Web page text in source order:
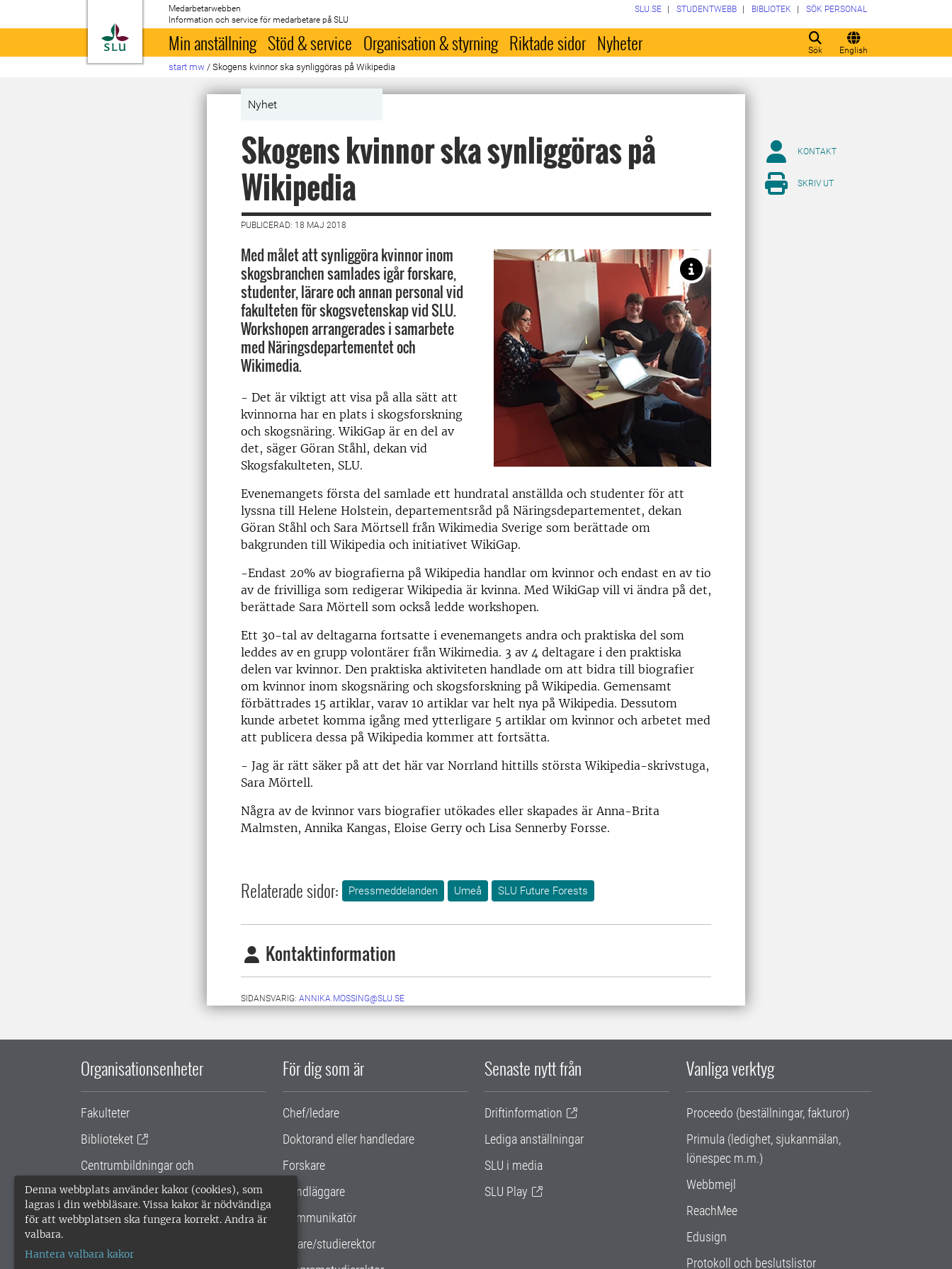
Denna webbplats använder kakor (cookies), som
lagras i din webbläsare. Vissa kakor är nödvändiga
för att webbplatsen ska fungera korrekt. Andra är
valbara.
Hantera valbara kakor
Till startsida
Medarbetarwebben
Information och service för medarbetare på SLU
Sök English
SLU.SE STUDENTWEBB BIBLIOTEK SÖK PERSONAL
Min anställning Stöd & service Organisation & styrning Riktade sidor Nyheter
start mw / Skogens kvinnor ska synliggöras på Wikipedia
Nyhet
Skogens kvinnor ska synliggöras på
Wikipedia
PUBLICERAD: 18 MAJ 2018
Med målet att synliggöra kvinnor inom
skogsbranchen samlades igår forskare,
studenter, lärare och annan personal vid
fakulteten för skogsvetenskap vid SLU.
Workshopen arrangerades i samarbete
med Näringsdepartementet och
Wikimedia.
- Det är viktigt att visa på alla sätt att
kvinnorna har en plats i skogsforskning
och skogsnäring. WikiGap är en del av
det, säger Göran Ståhl, dekan vid
Skogsfakulteten, SLU.
Evenemangets första del samlade ett hundratal anställda och studenter för att
lyssna till Helene Holstein, departementsråd på Näringsdepartementet, dekan
Göran Ståhl och Sara Mörtsell från Wikimedia Sverige som berättade om
bakgrunden till Wikipedia och initiativet WikiGap.
-Endast 20% av biografierna på Wikipedia handlar om kvinnor och endast en av tio
av de frivilliga som redigerar Wikipedia är kvinna. Med WikiGap vill vi ändra på det,
berättade Sara Mörtell som också ledde workshopen.
Ett 30-tal av deltagarna fortsatte i evenemangets andra och praktiska del som
leddes av en grupp volontärer från Wikimedia. 3 av 4 deltagare i den praktiska
delen var kvinnor. Den praktiska aktiviteten handlade om att bidra till biografier
om kvinnor inom skogsnäring och skogsforskning på Wikipedia. Gemensamt
förbättrades 15 artiklar, varav 10 artiklar var helt nya på Wikipedia. Dessutom
kunde arbetet komma igång med ytterligare 5 artiklar om kvinnor och arbetet med
att publicera dessa på Wikipedia kommer att fortsätta.
- Jag är rätt säker på att det här var Norrland hittills största Wikipedia-skrivstuga,
Sara Mörtell.
Några av de kvinnor vars biografier utökades eller skapades är Anna-Brita
Malmsten, Annika Kangas, Eloise Gerry och Lisa Sennerby Forsse.
Relaterade sidor: Pressmeddelanden Umeå SLU Future Forests
Kontaktinformation
SIDANSVARIG: ANNIKA.MOSSING@SLU.SE
KONTAKT
SKRIV UT
Organisationsenheter
Fakulteter
Biblioteket
Centrumbildningar och
samarbetsprojekt
Gemensamma verksamhetsstödet
För dig som är
Chef/ledare
Doktorand eller handledare
Forskare
Handläggare
Kommunikatör
Lärare/studierektor
Senaste nytt från
Driftinformation
Lediga anställningar
SLU i media
SLU Play
Vanliga verktyg
Proceedo (beställningar, fakturor)
Primula (ledighet, sjukanmälan,
lönespec m.m.)
Webbmejl
ReachMee
Edusign
Protokoll och beslutslistor